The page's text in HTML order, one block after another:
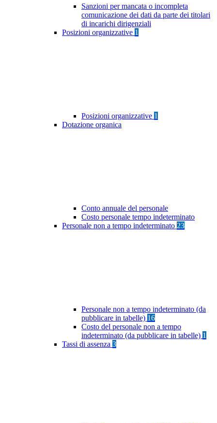
Sanzioni per mancata o incompleta
comunicazione dei dati da parte dei titolari
di incarichi dirigenziali
Posizioni organizzative 1
Posizioni organizzative 1
Dotazione organica
Conto annuale del personale
Costo personale tempo indeterminato
Personale non a tempo indeterminato 23
Personale non a tempo indeterminato (da
pubblicare in tabelle) 16
Costo del personale non a tempo
indeterminato (da pubblicare in tabelle) 1
Tassi di assenza 3